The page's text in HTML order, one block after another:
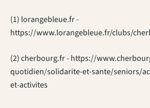
(1) lorangebleue.fr -
https://www.lorangebleue.fr/clubs/
(2) cherbourg.fr - https://
quotidien/solidarite-et-sante/seniors/
et-activites